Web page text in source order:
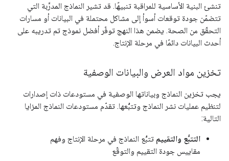
تنشئ البنية الأساسية للمراقبة تنبيهًا. قد تشير النماذج المدرَّبة التي
تتضمّن جودة توقعات أسوأ إلى مشاكل محتملة في البيانات أو مسارات
التحقّق من الصحة. يضمن هذا النهج توفّر أفضل نموذج تم تدريبه على
أحدث البيانات دائمًا في مرحلة الإنتاج.
تخزين مواد العرض والبيانات الوصفية
يجب تخزين النماذج وبياناتها الوصفية في مستودعات ذات إصدارات
لتنظيم عمليات نشر النماذج وتتبُّعها. تقدّم مستودعات النماذج المزايا
التالية:
التتبُّع والتقييم تتبُّع النماذج في مرحلة الإنتاج وفهم
مقاييس جودة التقييم والتوقّع